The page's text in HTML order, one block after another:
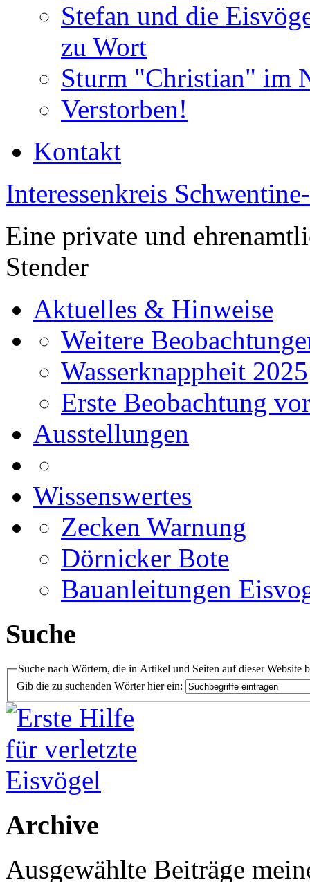
Stefan und die
zu Wort
Sturm "Christian" im
Verstorben!
Kontakt
Interessenkreis
Eine private und
Stender
Aktuelles & Hinweise
Weitere
Wasserknappheit 2025
Erste Beobachtung
Ausstellungen
Wissenswertes
Zecken Warnung
Dörnicker Bote
Bauanleitungen
Suche
Suche nach Wörtern, die in Artikel und Seiten auf dieser Website
Gib die zu suchenden Wörter hier ein:
Archive
Ausgewählte Beiträge